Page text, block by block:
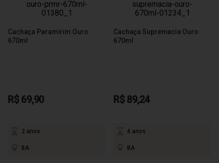
Cachaça Paramirim Ouro
670ml
R$ 69,90
2 anos
BA
Cachaça Supremacia Ouro
670ml
R$ 89,24
4 anos
BA